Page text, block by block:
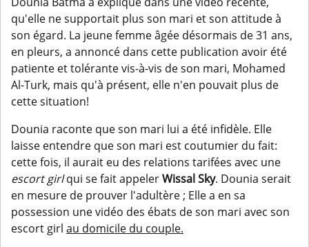
qu'elle ne supportait plus son mari et son attitude à
son égard. La jeune femme âgée désormais de 31 ans,
en pleurs, a annoncé dans cette publication avoir été
patiente et tolérante vis-à-vis de son mari, Mohamed
Al-Turk, mais qu'à présent, elle n'en pouvait plus de
cette situation!
Dounia raconte que son mari lui a été infidèle. Elle
laisse entendre que son mari est coutumier du fait:
cette fois, il aurait eu des relations tarifées avec une
escort girlqui se fait appelerWissal Sky. Dounia serait
en mesure de prouver l'adultère ; Elle a en sa
possession une vidéo des ébats de son mari avec son
escort girl au domicile du couple.